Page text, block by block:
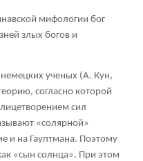
мифологии бог
злых богов и
ученых (А. Кун,
согласно которой
сил
«солярной»
и на Гауптмана. Поэтому
«сын солнца». При этом